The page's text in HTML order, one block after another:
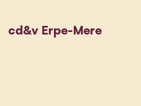
cd&v Erpe-Mere